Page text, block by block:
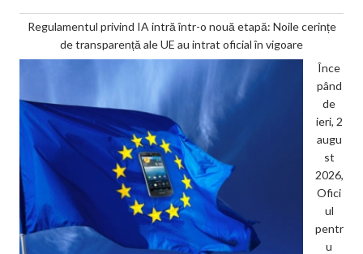
Regulamentul privind IA intră într-o nouă etapă: Noile cerințe
de transparență ale UE au intrat oficial în vigoare
Înce
pând
de
ieri, 2
augu
st
2026,
Ofici
ul
pentr
u